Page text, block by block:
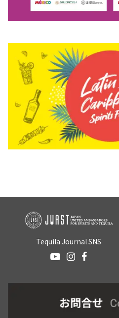
Tequila Journal SNS